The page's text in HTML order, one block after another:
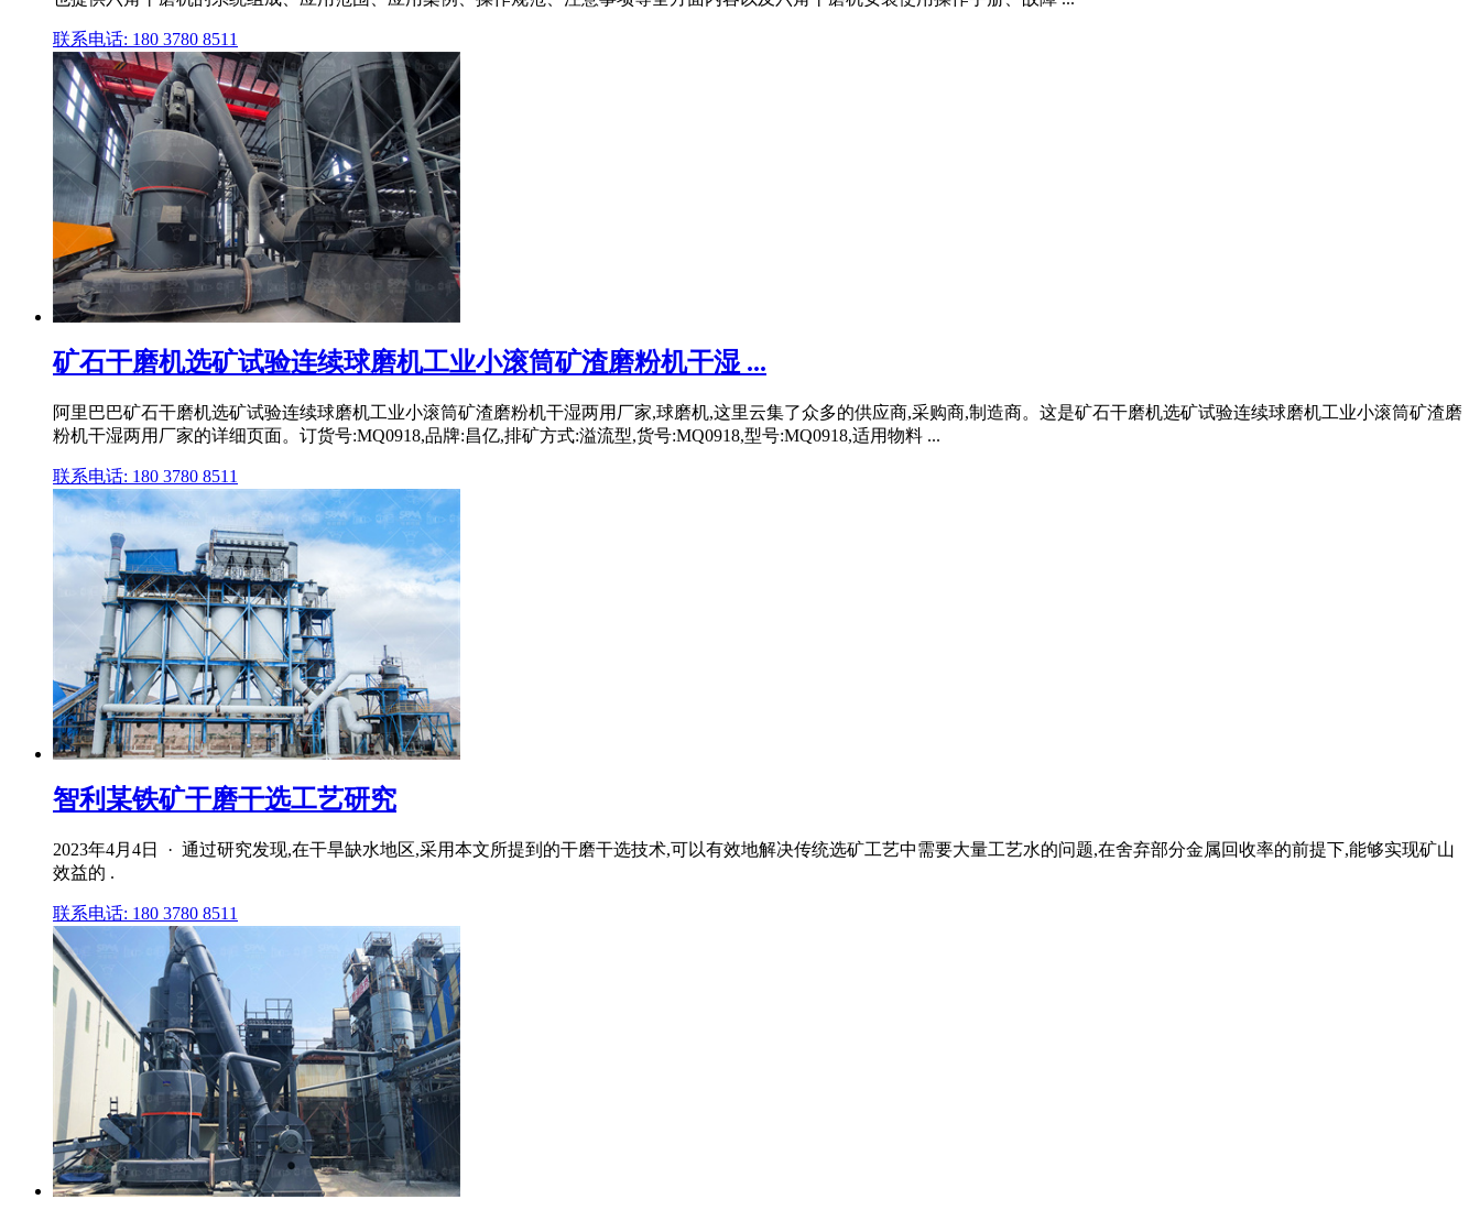
联系电话: 180 3780 8511
矿石干磨机选矿试验连续球磨机工业小滚筒矿渣磨粉机干湿 ...
阿里巴巴矿石干磨机选矿试验连续球磨机工业小滚筒矿渣磨粉机干湿两用厂家,球磨机,这里云集了众多的供应商,采购商,制造商。这是矿石干磨机选矿试验连续球磨机工业小滚筒矿渣磨
粉机干湿两用厂家的详细页面。订货号:MQ0918,品牌:昌亿,排矿方式:溢流型,货号:MQ0918,型号:MQ0918,适用物料 ...
联系电话: 180 3780 8511
智利某铁矿干磨干选工艺研究
2023年4月4日 · 通过研究发现,在干旱缺水地区,采用本文所提到的干磨干选技术,可以有效地解决传统选矿工艺中需要大量工艺水的问题,在舍弃部分金属回收率的前提下,能够实现矿山
效益的 .
联系电话: 180 3780 8511